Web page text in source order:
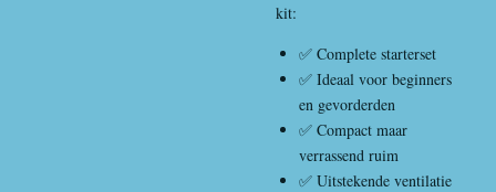
kit:
✅ Complete starterset
✅ Ideaal voor beginners
en gevorderden
✅ Compact maar
verrassend ruim
✅ Uitstekende ventilatie